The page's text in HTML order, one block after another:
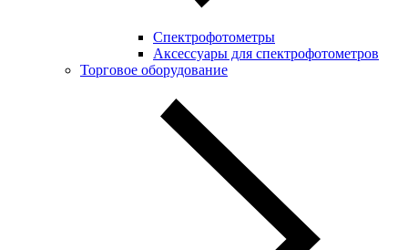
Спектрофотометры
Аксессуары для спектрофотометров
Торговое оборудование